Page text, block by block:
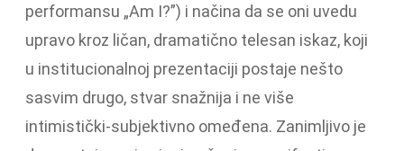
performansu „Am I?”) i načina da se oni uvedu
upravo kroz ličan, dramatično telesan iskaz, koji
u institucionalnoj prezentaciji postaje nešto
sasvim drugo, stvar snažnija i ne više
intimistički-subjektivno omeđena. Zanimljivo je